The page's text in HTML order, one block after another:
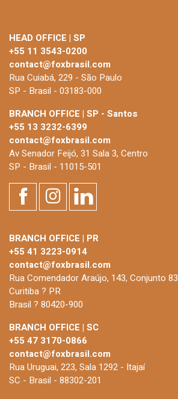
HEAD OFFICE | SP
+55 11 3543-0200
contact@foxbrasil.com
Rua Cuiabá, 229 - São Paulo
SP - Brasil - 03183-000
BRANCH OFFICE | SP - Santos
+55 13 3232-6399
contact@foxbrasil.com
Av Senador Feijó, 31 Sala 3, Centro
SP - Brasil - 11015-501
BRANCH OFFICE | PR
+55 41 3223-0914
contact@foxbrasil.com
Rua Comendador Araújo, 143, Conjunto 83
Curitiba ? PR
Brasil ? 80420-900
BRANCH OFFICE | SC
+55 47 3170-0866
contact@foxbrasil.com
Rua Uruguai, 223, Sala 1292 - Itajaí
SC - Brasil - 88302-201